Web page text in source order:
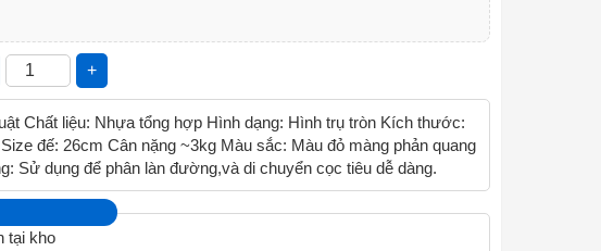
+
Chất liệu: Nhựa tổng hợp Hình dạng: Hình trụ tròn Kích thước:
đế: 26cm Cân nặng ~3kg Màu sắc: Màu đỏ màng phản quang
Sử dụng để phân làn đường,và di chuyển cọc tiêu dễ dàng.
tại kho